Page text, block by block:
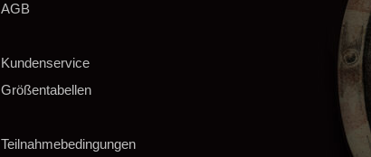
AGB
Kundenservice
Größentabellen
Teilnahmebedingungen